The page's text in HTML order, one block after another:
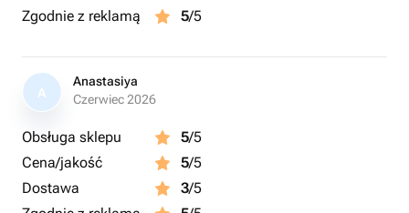
жизнь букета и наслаждаться его красотой как можно
Zgodnie z reklamą
5/5
A
Anastasiya
Czerwiec 2026
Obsługa sklepu 5/5
Cena/jakość
5/5
Dostawa
3/5